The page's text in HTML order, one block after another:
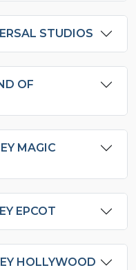
STUDIOS
OF
MAGIC
EPCOT
HOLLYWOOD